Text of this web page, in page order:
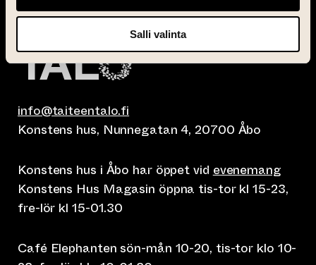
Salli valinta
info@taiteentalo.fi
Konstens hus, Nunnegatan 4, 20700 Åbo
Konstens hus i Åbo har öppet videvenemang
Konstens Hus Magasin öppna tis-tor kl 15-23,
fre-lör kl 15-01.30
Café Elephanten sön-mån 10-20, tis-tor klo 10-